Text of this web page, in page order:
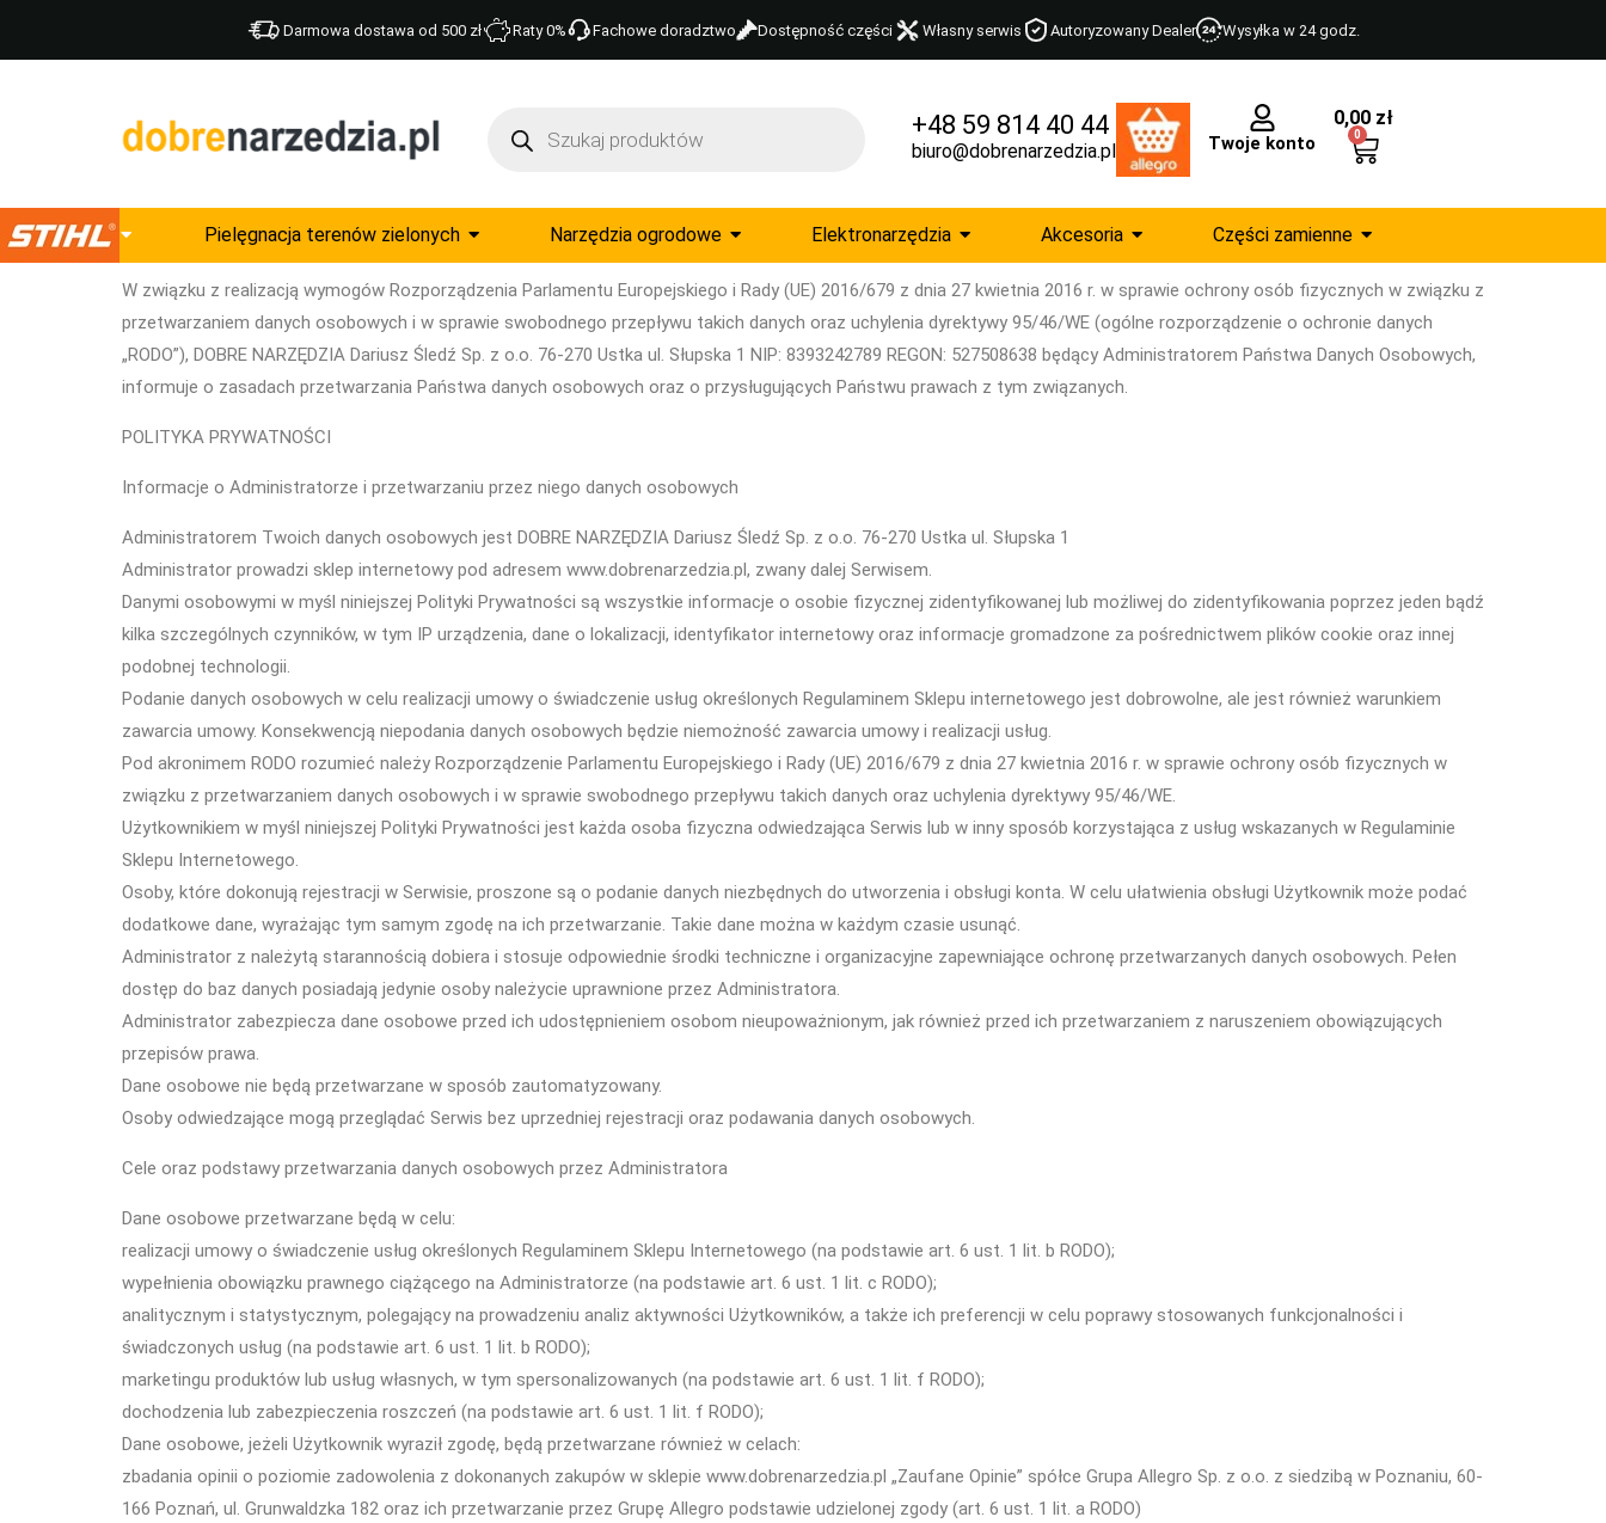
Darmowa dostawa od 500 zł Raty 0% Fachowe doradztwo Dostępność części Własny serwis Autoryzowany Dealer Wysyłka w 24 godz.
+48 59 814 40 44
biuro@dobrenarzedzia.pl Twoje konto
0,00 zł
0
Pielęgnacja terenów zielonych Narzędzia ogrodowe Elektronarzędzia Akcesoria Części zamienne
W związku z realizacją wymogów Rozporządzenia Parlamentu Europejskiego i Rady (UE) 2016/679 z dnia 27 kwietnia 2016 r. w sprawie ochrony osób fizycznych w związku z
przetwarzaniem danych osobowych i w sprawie swobodnego przepływu takich danych oraz uchylenia dyrektywy 95/46/WE (ogólne rozporządzenie o ochronie danych
„RODO”), DOBRE NARZĘDZIA Dariusz Śledź Sp. z o.o. 76-270 Ustka ul. Słupska 1 NIP: 8393242789 REGON: 527508638 będący Administratorem Państwa Danych Osobowych,
informuje o zasadach przetwarzania Państwa danych osobowych oraz o przysługujących Państwu prawach z tym związanych.
POLITYKA PRYWATNOŚCI
Informacje o Administratorze i przetwarzaniu przez niego danych osobowych
Administratorem Twoich danych osobowych jest DOBRE NARZĘDZIA Dariusz Śledź Sp. z o.o. 76-270 Ustka ul. Słupska 1
Administrator prowadzi sklep internetowy pod adresem www.dobrenarzedzia.pl, zwany dalej Serwisem.
Danymi osobowymi w myśl niniejszej Polityki Prywatności są wszystkie informacje o osobie fizycznej zidentyfikowanej lub możliwej do zidentyfikowania poprzez jeden bądź
kilka szczególnych czynników, w tym IP urządzenia, dane o lokalizacji, identyfikator internetowy oraz informacje gromadzone za pośrednictwem plików cookie oraz innej
podobnej technologii.
Podanie danych osobowych w celu realizacji umowy o świadczenie usług określonych Regulaminem Sklepu internetowego jest dobrowolne, ale jest również warunkiem
zawarcia umowy. Konsekwencją niepodania danych osobowych będzie niemożność zawarcia umowy i realizacji usług.
Pod akronimem RODO rozumieć należy Rozporządzenie Parlamentu Europejskiego i Rady (UE) 2016/679 z dnia 27 kwietnia 2016 r. w sprawie ochrony osób fizycznych w
związku z przetwarzaniem danych osobowych i w sprawie swobodnego przepływu takich danych oraz uchylenia dyrektywy 95/46/WE.
Użytkownikiem w myśl niniejszej Polityki Prywatności jest każda osoba fizyczna odwiedzająca Serwis lub w inny sposób korzystająca z usług wskazanych w Regulaminie
Sklepu Internetowego.
Osoby, które dokonują rejestracji w Serwisie, proszone są o podanie danych niezbędnych do utworzenia i obsługi konta. W celu ułatwienia obsługi Użytkownik może podać
dodatkowe dane, wyrażając tym samym zgodę na ich przetwarzanie. Takie dane można w każdym czasie usunąć.
Administrator z należytą starannością dobiera i stosuje odpowiednie środki techniczne i organizacyjne zapewniające ochronę przetwarzanych danych osobowych. Pełen
dostęp do baz danych posiadają jedynie osoby należycie uprawnione przez Administratora.
Administrator zabezpiecza dane osobowe przed ich udostępnieniem osobom nieupoważnionym, jak również przed ich przetwarzaniem z naruszeniem obowiązujących
przepisów prawa.
Dane osobowe nie będą przetwarzane w sposób zautomatyzowany.
Osoby odwiedzające mogą przeglądać Serwis bez uprzedniej rejestracji oraz podawania danych osobowych.
Cele oraz podstawy przetwarzania danych osobowych przez Administratora
Dane osobowe przetwarzane będą w celu:
realizacji umowy o świadczenie usług określonych Regulaminem Sklepu Internetowego (na podstawie art. 6 ust. 1 lit. b RODO);
wypełnienia obowiązku prawnego ciążącego na Administratorze (na podstawie art. 6 ust. 1 lit. c RODO);
analitycznym i statystycznym, polegający na prowadzeniu analiz aktywności Użytkowników, a także ich preferencji w celu poprawy stosowanych funkcjonalności i
świadczonych usług (na podstawie art. 6 ust. 1 lit. b RODO);
marketingu produktów lub usług własnych, w tym spersonalizowanych (na podstawie art. 6 ust. 1 lit. f RODO);
dochodzenia lub zabezpieczenia roszczeń (na podstawie art. 6 ust. 1 lit. f RODO);
Dane osobowe, jeżeli Użytkownik wyraził zgodę, będą przetwarzane również w celach:
zbadania opinii o poziomie zadowolenia z dokonanych zakupów w sklepie www.dobrenarzedzia.pl „Zaufane Opinie” spółce Grupa Allegro Sp. z o.o. z siedzibą w Poznaniu, 60-
166 Poznań, ul. Grunwaldzka 182 oraz ich przetwarzanie przez Grupę Allegro podstawie udzielonej zgody (art. 6 ust. 1 lit. a RODO)